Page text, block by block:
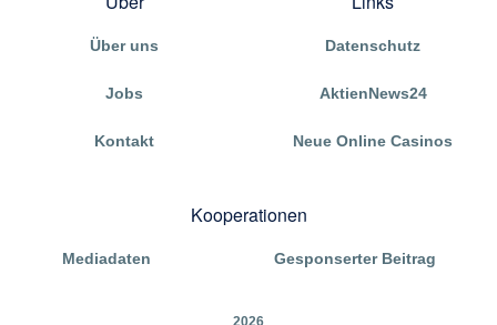
Über uns
Jobs
Kontakt
Datenschutz
AktienNews24
Neue Online Casinos
Kooperationen
Mediadaten Gesponserter Beitrag
2026